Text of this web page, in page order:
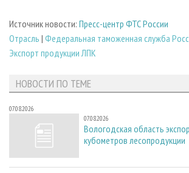
Источник новости: Пресс-центр ФТС России
Отрасль | Федеральная таможенная служба
Экспорт продукции ЛПК
НОВОСТИ ПО ТЕМЕ
07.08.2026
07.08.2026
Вологодская область
кубометров лесопродукции